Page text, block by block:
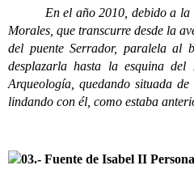
En el año 2010, debido a la
Morales, que transcurre desde la
del puente Serrador, paralela al
desplazarla hasta la esquina
Arqueología, quedando situada
lindando con él, como estaba